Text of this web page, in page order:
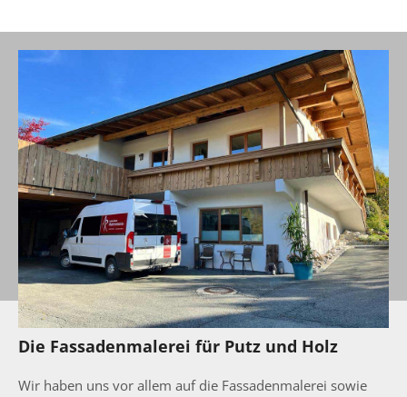
Die Fassadenmalerei für Putz und Holz
Wir haben uns vor allem auf die Fassadenmalerei sowie